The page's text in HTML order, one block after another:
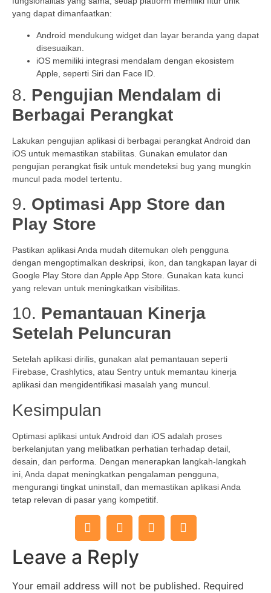
yang dapat dimanfaatkan:
Android mendukung widget dan layar beranda yang dapat
disesuaikan.
iOS memiliki integrasi mendalam dengan ekosistem
Apple, seperti Siri dan Face ID.
8. Pengujian Mendalam di
Berbagai Perangkat
Lakukan pengujian aplikasi di berbagai perangkat Android dan
iOS untuk memastikan stabilitas. Gunakan emulator dan
pengujian perangkat fisik untuk mendeteksi bug yang mungkin
muncul pada model tertentu.
9. Optimasi App Store dan
Play Store
Pastikan aplikasi Anda mudah ditemukan oleh pengguna
dengan mengoptimalkan deskripsi, ikon, dan tangkapan layar di
Google Play Store dan Apple App Store. Gunakan kata kunci
yang relevan untuk meningkatkan visibilitas.
10. Pemantauan Kinerja
Setelah Peluncuran
Setelah aplikasi dirilis, gunakan alat pemantauan seperti
Firebase, Crashlytics, atau Sentry untuk memantau kinerja
aplikasi dan mengidentifikasi masalah yang muncul.
Kesimpulan
Optimasi aplikasi untuk Android dan iOS adalah proses
berkelanjutan yang melibatkan perhatian terhadap detail,
desain, dan performa. Dengan menerapkan langkah-langkah
ini, Anda dapat meningkatkan pengalaman pengguna,
mengurangi tingkat uninstall, dan memastikan aplikasi Anda
tetap relevan di pasar yang kompetitif.
Leave a Reply
Your email address will not be published. Required